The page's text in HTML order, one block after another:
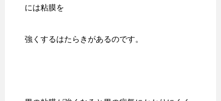
には粘膜を
強くするはたらきがあるのです。